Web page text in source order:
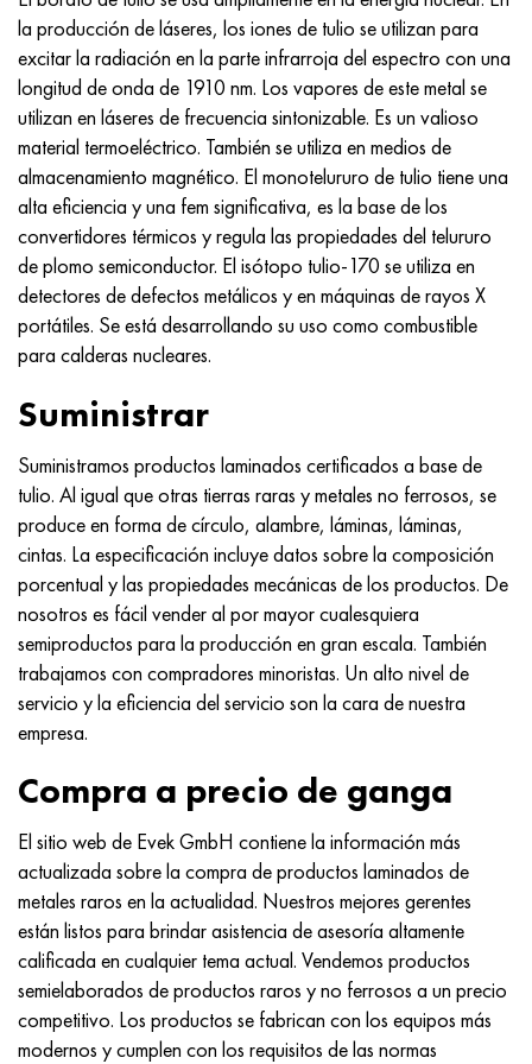
la producción de láseres, los iones de tulio se utilizan para
excitar la radiación en la parte infrarroja del espectro con una
longitud de onda de 1910 nm. Los vapores de este metal se
utilizan en láseres de frecuencia sintonizable. Es un valioso
material termoeléctrico. También se utiliza en medios de
almacenamiento magnético. El monotelururo de tulio tiene una
alta eficiencia y una fem significativa, es la base de los
convertidores térmicos y regula las propiedades del telururo
de plomo semiconductor. El isótopo tulio-170 se utiliza en
detectores de defectos metálicos y en máquinas de rayos X
portátiles. Se está desarrollando su uso como combustible
para calderas nucleares.
Suministrar
Suministramos productos laminados certificados a base de
tulio. Al igual que otras tierras raras y metales no ferrosos, se
produce en forma de círculo, alambre, láminas, láminas,
cintas. La especificación incluye datos sobre la composición
porcentual y las propiedades mecánicas de los productos. De
nosotros es fácil vender al por mayor cualesquiera
semiproductos para la producción en gran escala. También
trabajamos con compradores minoristas. Un alto nivel de
servicio y la eficiencia del servicio son la cara de nuestra
empresa.
Compra a precio de ganga
El sitio web de Evek GmbH contiene la información más
actualizada sobre la compra de productos laminados de
metales raros en la actualidad. Nuestros mejores gerentes
están listos para brindar asistencia de asesoría altamente
calificada en cualquier tema actual. Vendemos productos
semielaborados de productos raros y no ferrosos a un precio
competitivo. Los productos se fabrican con los equipos más
modernos y cumplen con los requisitos de las normas
Incotherm
incotest
Jette M152
Cobalto 6B
maraging 250
René 41
Maraging 300
Maraging 350
MP35N
MP159
multimetro n155
Nicrofer 5923 hMo
Nicrofer 6030
Nitronik 40
Nitronik 50
Nitrónico 60
Nitronik 75
Nimonic 80a
47ND
47НХР
49KF
49K2F, 49K2FA-VI
Aleación 50N
Aleación 50NP
50NHS
Aleación 52N
52K12F
56DGNH
68NKhVKTYu
79NM, Lupa 7904
80NMV-VI
80NHS
81HMA
Tipos de aleaciones de precisión
termobimetales
HN62VMYUT
HN62MVKYU
HN63MB
XN65VM
KhN65VMTYu
KhN67MVTYu
KhN68VKTYU
KhN68VMTYUK-vd
KhN70VMTYu
HN73MBTYu
XN70YU
HN75MBTYu
XN75TBYu
XN77TYu
XN77TYUR
ХН78Т
HN80TBY
N65M, EP982
VT-35
PT-1M
PT-3V
PT-7M
2B
SPT-2 sv
A LAS 3
3M
TL3
5B
TL5
A LAS 6
14 titanio
SP-17
40 titanio
1.4466 - AISI 310MoLn
Aleación Al6xn
15-7Ph® - 1.4532
PH 13-8 meses - 1.4534
1.4542 - 17-4Ph®
Custom 455® - 1.4543 - uns s45500
1.4545 - 15-5Ph®
1.4548 - 17-4Ph®
1.4550 - AISI 347
1.4567 - AISI 304Cu
1.4570-aisi303Cu
1.4574 - Aleación PH 15-7 Mo®
1.4580 - AISI 316Cb
1.4597 - AISI 204Cu
Aleación 28 - 1.4563
Aleación 31 - 1.4562
Aleación 254smo® - 1.4547
Aleación 926 - 1.4529
10X17H13M3T
10X18N18Yu4D
11X11N2V2MF
12Х18Н9Т
13X11N2V2MF
15x11mf
15х12vnmf
15Х12Н2MVFAB
15X16K5N2MVFAB
15X16H2AM
18X11MNFB
18X12VMBFR
20X12VNMF
20Х3FMI
21NKMT
37X12N8G8MFB
40X10X2M
40Х9С2
2,0872, CuNi10Fe1Mn, Cw352h
Bronce aluminio silicio
CW301G, C64200
bronce de silicio
C65500, CuAl11Fe3
C65620, CuSi3Fe2Zn3
C65100, CuSi1.5
Bronce estaño-plomo
c92200, CuSn6Zn4Pb2
latón rojo
C84400, CuSn2ZnPb
C83600, CuSn5ZnPb
45G2, 45g2, AISI 1144
Aleación de acero estructural
10g2, 10g2, AISI 1513
12X2H4A, 15NiCr13, 1.5752
AC14, 11SMnPb30
20G, 20mn5
20XH3A, AISI 4320, 20hn3a
20HM, 24CrMo5, 20hm
25KhGM, 20CrMo5, 1.7264
30X, AISI 5130, 30h
30hgs, 30hgs
30hgsa, 30hgsa
30hgsn2a, 30hgsna
30xn2ma, 30CrNiMo8
30хн3а, 31nicr14
34khn3ma, 36NiCrMo16, 35NiCrMo16
35hgs, 35hgs
35hgsa, 35hgsa
Р6М5, 1.3343, hs6-5-2, sw7m
Р6М5К5, 1.3243, hs6-5-2-5
R6M5F3, 1.3344, hs6-5-3
9М4К8,1.3207
R12F3, 1.3318, sw12
P18, 1,3355, hs18-0-1, sw18
Acero carbono
10,1.1645, C105W1
11G12, 110G13L, X120Mn12